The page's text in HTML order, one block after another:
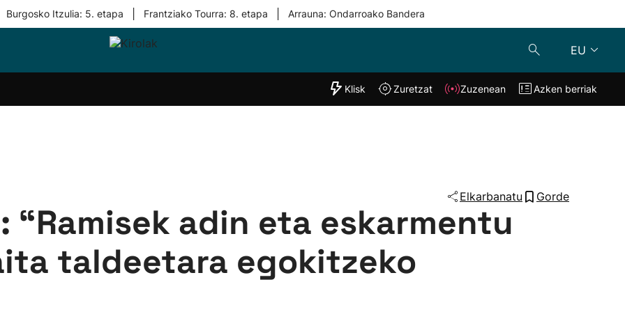
Burgosko Itzulia: 5. etapa Frantziako Tourra: 8. etapa Arrauna: Ondarroako Bandera
EU
Taldeak
"Helmuga"
Klisk Zuzenean
Klisk Zuretzat Zuzenean Azken berriak
Elkarbanatu Gorde
“Ramisek adin eta eskarmentu
taldeetara egokitzeko